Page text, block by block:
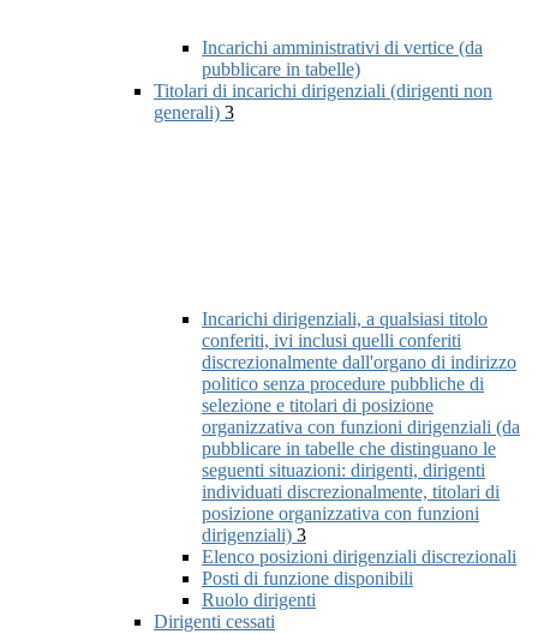
Incarichi amministrativi di vertice (da
pubblicare in tabelle)
Titolari di incarichi dirigenziali (dirigenti non
generali) 3
Incarichi dirigenziali, a qualsiasi titolo
conferiti, ivi inclusi quelli conferiti
discrezionalmente dall'organo di indirizzo
politico senza procedure pubbliche di
selezione e titolari di posizione
organizzativa con funzioni dirigenziali (da
pubblicare in tabelle che distinguano le
seguenti situazioni: dirigenti, dirigenti
individuati discrezionalmente, titolari di
posizione organizzativa con funzioni
dirigenziali) 3
Elenco posizioni dirigenziali discrezionali
Posti di funzione disponibili
Ruolo dirigenti
Dirigenti cessati